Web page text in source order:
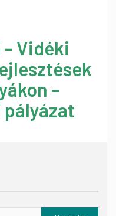
Vidéki
–